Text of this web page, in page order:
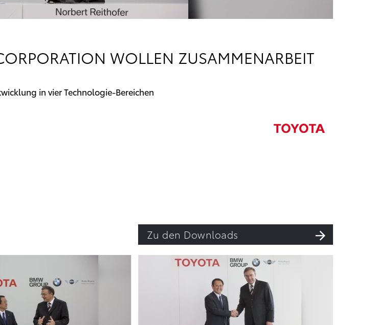
WOLLEN ZUSAMMENARBEIT
in vier Technologie-Bereichen
Zu den Downloads